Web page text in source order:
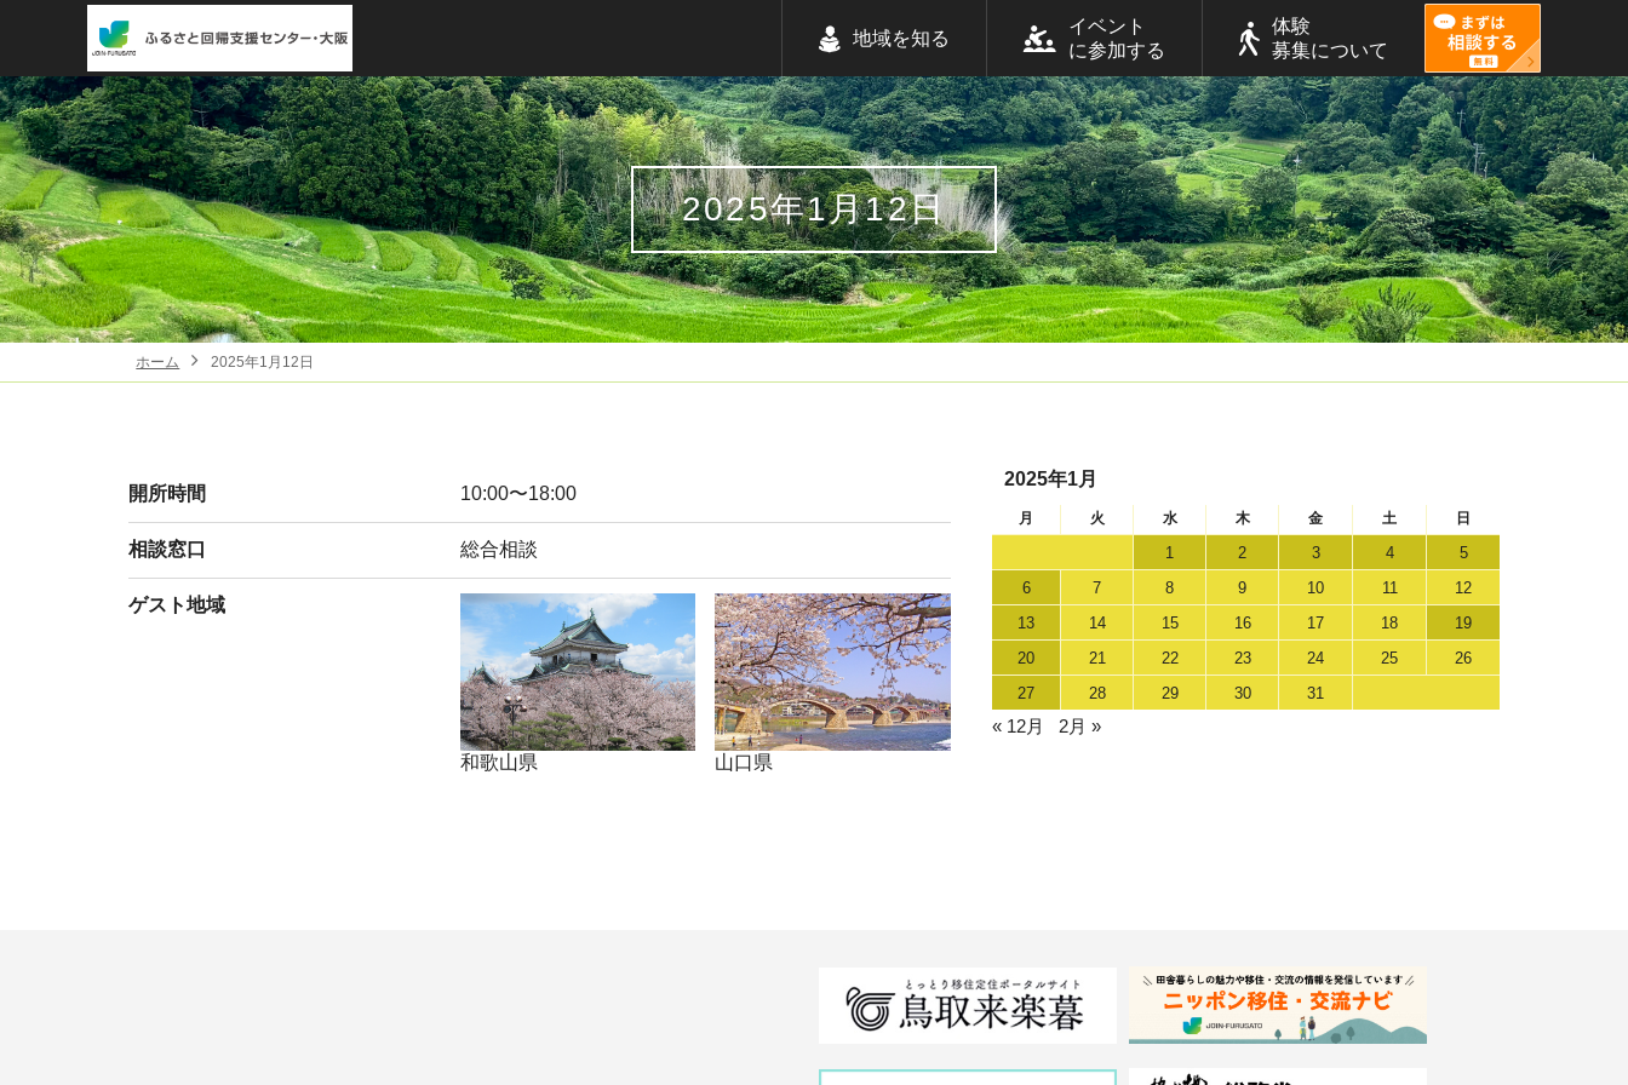
地域を知る
イベント
に参加する
体験
募集について
2025年1月12日
ホーム 2025年1月12日
開所時間 10:00〜18:00
相談窓口 総合相談
ゲスト地域
和歌山県 山口県
2025年1月
月 火 水 木 金 土 日
1 2 3 4
5
6
7 8 9 10 11
12
13
14 15 16 17 18
19
20
21 22 23 24 25
26
27
28 29 30 31
« 12月 2月 »